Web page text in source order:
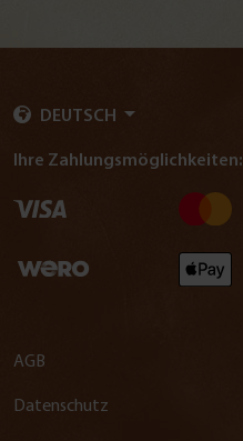
DEUTSCH
Ihre Zahlungsmöglichkeiten:
AGB
Datenschutz